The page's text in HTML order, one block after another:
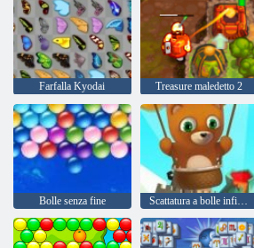
Farfalla Kyodai Treasure maledetto 2
Bolle senza fine Scattatura a bolle infinita